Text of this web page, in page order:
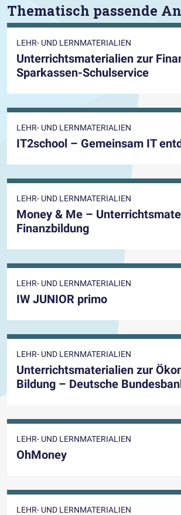
Thematisch passende
LEHR- UND LERNMATERIALIEN
Unterrichtsmaterialien zur
Sparkassen-Schulservice
LEHR- UND LERNMATERIALIEN
IT2school – Gemeinsam IT
LEHR- UND LERNMATERIALIEN
Money & Me –
Finanzbildung
LEHR- UND LERNMATERIALIEN
IW JUNIOR primo
LEHR- UND LERNMATERIALIEN
Unterrichtsmaterialien zur
Bildung – Deutsche
LEHR- UND LERNMATERIALIEN
OhMoney
LEHR- UND LERNMATERIALIEN